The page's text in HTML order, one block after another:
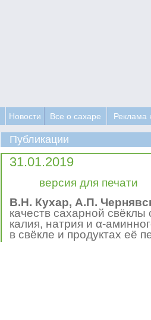
Новости Все о сахаре Реклама
Публикации
31.01.2019
версия для печати
В.Н. Кухар, А.П.
качеств сахарной
калия, натрия и α-
в свёкле и продуктах